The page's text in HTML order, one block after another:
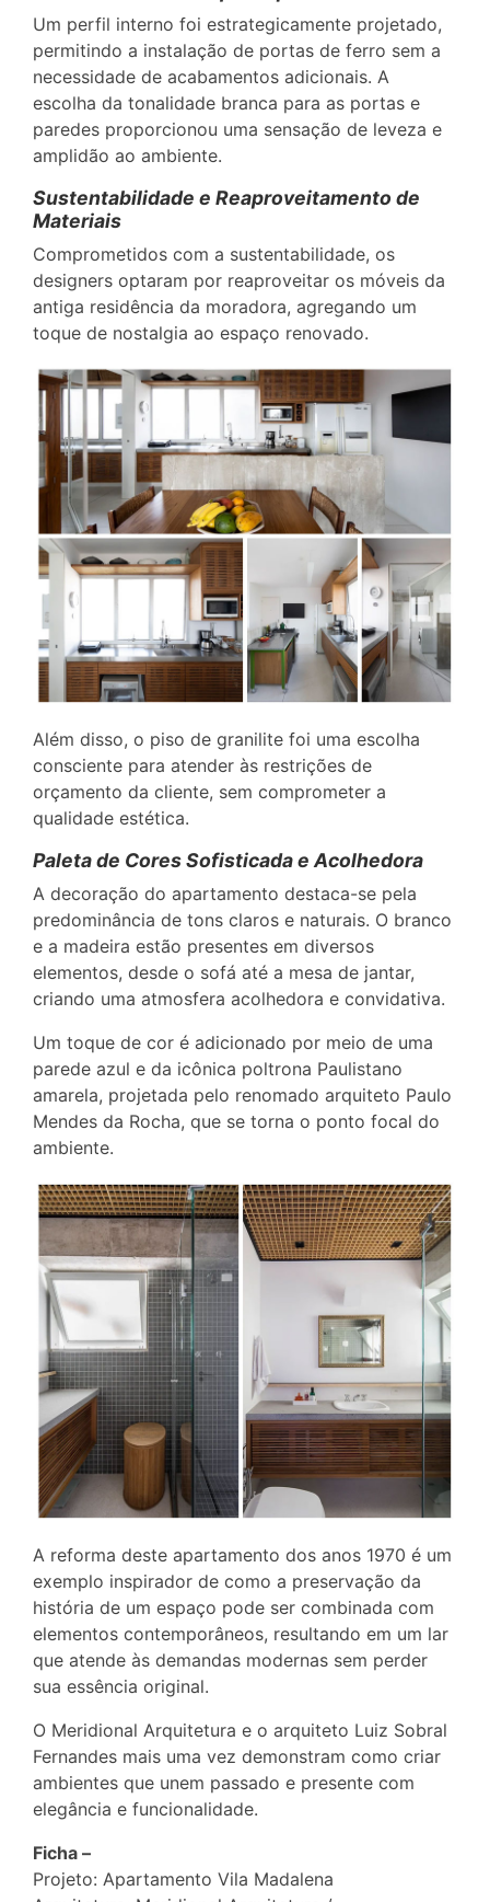
Um perfil interno foi estrategicamente projetado,
permitindo a instalação de portas de ferro sem a
necessidade de acabamentos adicionais. A
escolha da tonalidade branca para as portas e
paredes proporcionou uma sensação de leveza e
amplidão ao ambiente.
Sustentabilidade e Reaproveitamento de
Materiais
Comprometidos com a sustentabilidade, os
designers optaram por reaproveitar os móveis da
antiga residência da moradora, agregando um
toque de nostalgia ao espaço renovado.
Além disso, o piso de granilite foi uma escolha
consciente para atender às restrições de
orçamento da cliente, sem comprometer a
qualidade estética.
Paleta de Cores Sofisticada e Acolhedora
A decoração do apartamento destaca-se pela
predominância de tons claros e naturais. O branco
e a madeira estão presentes em diversos
elementos, desde o sofá até a mesa de jantar,
criando uma atmosfera acolhedora e convidativa.
Um toque de cor é adicionado por meio de uma
parede azul e da icônica poltrona Paulistano
amarela, projetada pelo renomado arquiteto Paulo
Mendes da Rocha, que se torna o ponto focal do
ambiente.
A reforma deste apartamento dos anos 1970 é um
exemplo inspirador de como a preservação da
história de um espaço pode ser combinada com
elementos contemporâneos, resultando em um lar
que atende às demandas modernas sem perder
sua essência original.
O Meridional Arquitetura e o arquiteto Luiz Sobral
Fernandes mais uma vez demonstram como criar
ambientes que unem passado e presente com
elegância e funcionalidade.
Ficha –
Projeto: Apartamento Vila Madalena